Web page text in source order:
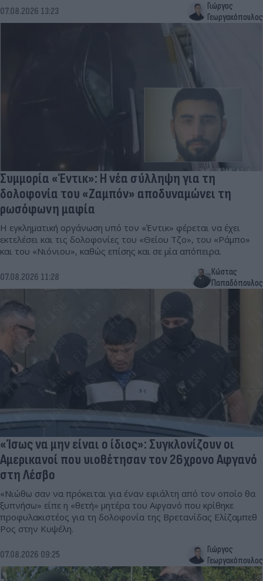
07.08.2026 13:23
Γιώργος
Γεωργακόπουλος
Συμμορία «Έντικ»: Η νέα σύλληψη για τη
δολοφονία του «Ζαμπόν» αποδυναμώνει τη
ρωσόφωνη μαφία
Η εγκληματική οργάνωση υπό τον «Έντικ» φέρεται να έχει
εκτελέσει και τις δολοφονίες του «Θείου Τζο», του «Ράμπο»
και του «Νιόνιου», καθώς επίσης και σε μία απόπειρα.
07.08.2026 11:28
Κώστας
Παπαδόπουλος
«Ίσως να μην είναι ο ίδιος»: Συγκλονίζουν οι
Αμερικανοί που υιοθέτησαν τον 26χρονο Αφγανό
στη Λέσβο
«Νιώθω σαν να πρόκειται για έναν εφιάλτη από τον οποίο θα
ξυπνήσω» είπε η «θετή» μητέρα του Αφγανό που κρίθηκε
προφυλακιστέος για τη δολοφονία της Βρετανίδας Ελίζαμπεθ
Ρος στην Κυψέλη.
07.08.2026 09:25
Γιώργος
Γεωργακόπουλος